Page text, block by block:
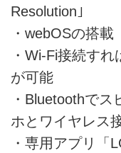
Resolution｣
・webOSの搭載
・Wi-Fi接続す
が可能
・Bluetoothで
ホとワイヤレス
・専用アプリ「